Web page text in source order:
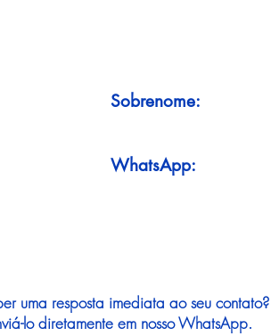
Sobrenome:
WhatsApp:
uma resposta imediata ao seu contato?
lo diretamente em nosso WhatsApp.